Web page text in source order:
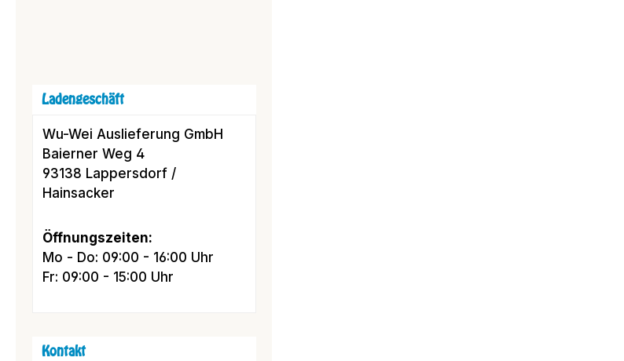
Ladengeschäft
Wu-Wei Auslieferung GmbH
Baierner Weg 4
93138 Lappersdorf /
Hainsacker
Öffnungszeiten:
Mo - Do: 09:00 - 16:00 Uhr
Fr: 09:00 - 15:00 Uhr
Kontakt